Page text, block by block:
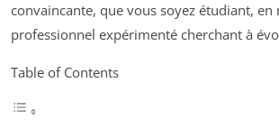
convaincante, que vous soyez étudiant, en
professionnel expérimenté cherchant à
Table of Contents